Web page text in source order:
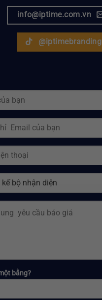
info@iptime.com.vn
@iptimebranding
bằng?